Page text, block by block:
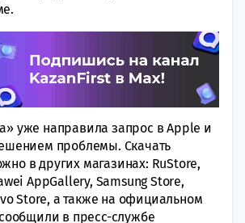
уже направила запрос в Apple и
проблемы. Скачать
в других магазинах: RuStore,
AppGallery, Samsung Store,
Store, а также на официальном
в пресс-службе